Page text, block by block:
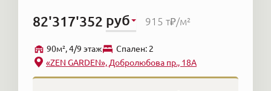
82'317'352 руб 915 т₽/м²
90м², 4/9 этаж
Cпален: 2
«ZEN GARDEN», Добролюбова пр., 18А